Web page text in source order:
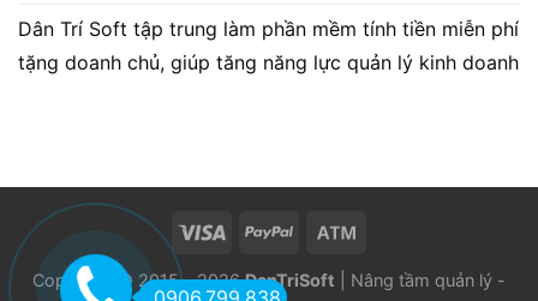
Dân Trí Soft tập trung làm phần mềm tính tiền miễn phí
tặng doanh chủ, giúp tăng năng lực quản lý kinh doanh
Copyright © 2015 - 2026DanTriSoft | Nâng tầm quản lý -